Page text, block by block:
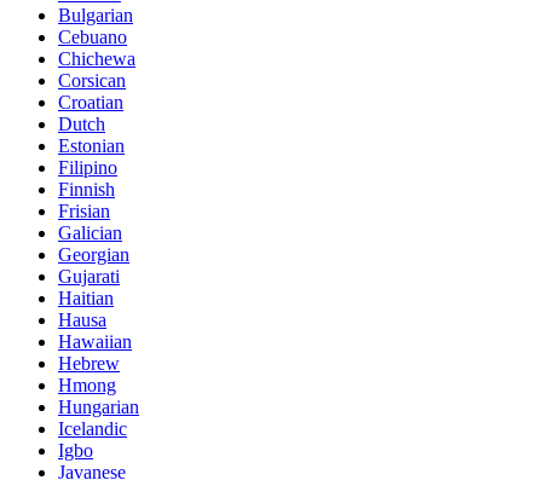
Bulgarian
Cebuano
Chichewa
Corsican
Croatian
Dutch
Estonian
Filipino
Finnish
Frisian
Galician
Georgian
Gujarati
Haitian
Hausa
Hawaiian
Hebrew
Hmong
Hungarian
Icelandic
Igbo
Javanese